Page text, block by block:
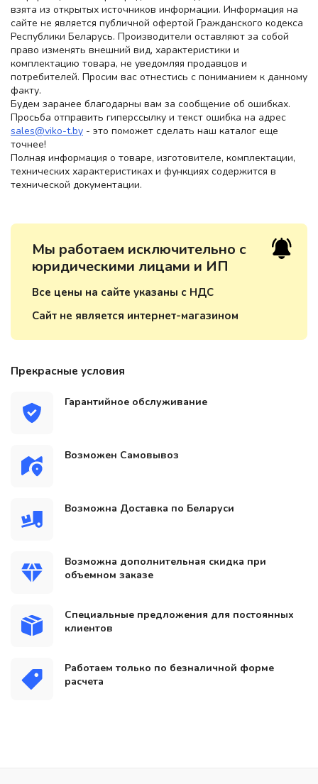
взята из открытых источников информации. Информация на
сайте не является публичной офертой Гражданского кодекса
Республики Беларусь. Производители оставляют за собой
право изменять внешний вид, характеристики и
комплектацию товара, не уведомляя продавцов и
потребителей. Просим вас отнестись с пониманием к данному
факту.
Будем заранее благодарны вам за сообщение об ошибках.
Просьба отправить гиперссылку и текст ошибка на адрес
sales@viko-t.by - это поможет сделать наш каталог еще
точнее!
Полная информация о товаре, изготовителе, комплектации,
технических характеристиках и функциях содержится в
технической документации.
Мы работаем исключительно с
юридическими лицами и ИП
Все цены на сайте указаны с НДС
Сайт не является интернет-магазином
Прекрасные условия
Гарантийное обслуживание
Возможен Самовывоз
Возможна Доставка по Беларуси
Возможна дополнительная скидка при
объемном заказе
Специальные предложения для постоянных
клиентов
Работаем только по безналичной форме
расчета